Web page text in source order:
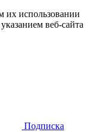
их использовании
веб-сайта
Подписка